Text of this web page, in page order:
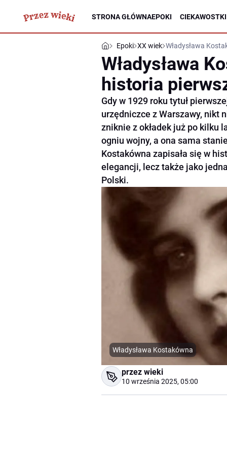
STRONA GŁÓWNAEPOKI
Epoki XX wiek Władysława
Władysława
historia
Gdy w 1929 roku tytuł
urzędniczce z Warszawy, nikt
zniknie z okładek już po kilku
ogniu wojny, a ona sama
Kostakówna zapisała się w
elegancji, lecz także jako
Polski.
Władysława Kostakówna
przez wieki
10 września 2025, 05:00